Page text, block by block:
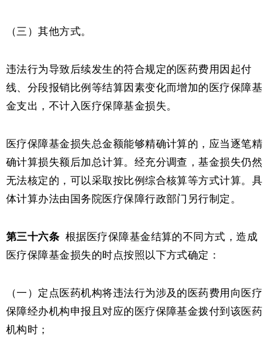
（三）其他方式。
违法行为导致后续发生的符合规定的医药费用因起付
线、分段报销比例等结算因素变化而增加的医疗保障基
金支出，不计入医疗保障基金损失。
医疗保障基金损失总金额能够精确计算的，应当逐笔精
确计算损失额后加总计算。经充分调查，基金损失仍然
无法核定的，可以采取按比例综合核算等方式计算。具
体计算办法由国务院医疗保障行政部门另行制定。
第三十六条 根据医疗保障基金结算的不同方式，造成
医疗保障基金损失的时点按照以下方式确定：
（一）定点医药机构将违法行为涉及的医药费用向医疗
保障经办机构申报且对应的医疗保障基金拨付到该医药
机构时；